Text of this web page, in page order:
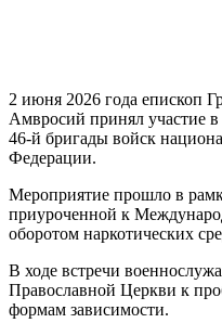
2 июня 2026 года епископ
Амвросий принял участие
46-й бригады войск
Федерации.
Мероприятие прошло в
приуроченной к
оборотом наркотических
В ходе встречи
Православной Церкви к
формам зависимости.